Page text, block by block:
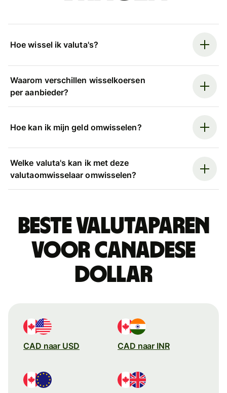
Hoe wissel ik valuta's?
Waarom verschillen wisselkoersen
per aanbieder?
Hoe kan ik mijn geld omwisselen?
Welke valuta's kan ik met deze
valutaomwisselaar omwisselen?
Beste valutaparen
voor Canadese
dollar
CAD naar USD CAD naar INR